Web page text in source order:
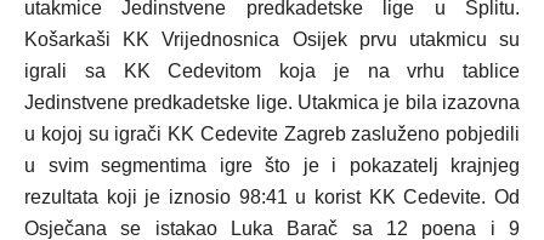
utakmice Jedinstvene predkadetske lige u Splitu.
Košarkaši KK Vrijednosnica Osijek prvu utakmicu su
igrali sa KK Cedevitom koja je na vrhu tablice
Jedinstvene predkadetske lige. Utakmica je bila izazovna
u kojoj su igrači KK Cedevite Zagreb zasluženo pobjedili
u svim segmentima igre što je i pokazatelj krajnjeg
rezultata koji je iznosio 98:41 u korist KK Cedevite. Od
Osječana se istakao Luka Barač sa 12 poena i 9